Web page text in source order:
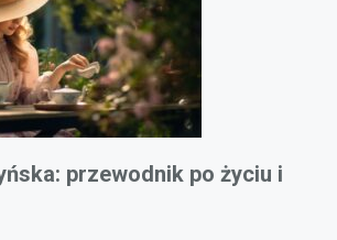
przewodnik po życiu i